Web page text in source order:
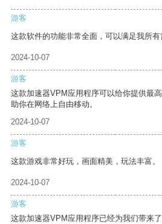
游客
这款软件的功能非常全面，可以满足我所有
2024-10-07
游客
这款加速器VPM应用程序可以给你提供最
助你在网络上自由移动。
2024-10-07
游客
这款游戏非常好玩，画面精美，玩法丰富。
2024-10-07
游客
这款加速器VPM应用程序已经为我们带来